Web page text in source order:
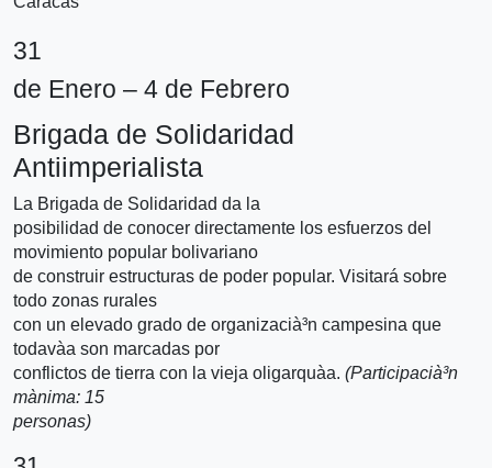
31
de Enero – 4 de Febrero
Brigada de Solidaridad
Antiimperialista
La Brigada de Solidaridad da la
posibilidad de conocer directamente los esfuerzos del
movimiento popular bolivariano
de construir estructuras de poder popular. Visitará sobre
todo zonas rurales
con un elevado grado de organizacià³n campesina que
todavà­a son marcadas por
conflictos de tierra con la vieja oligarquà­a. (Participacià³n
mà­nima: 15
personas)